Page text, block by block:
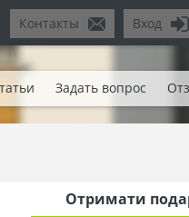
Вход
Контакты
Задать вопрос
Отримати